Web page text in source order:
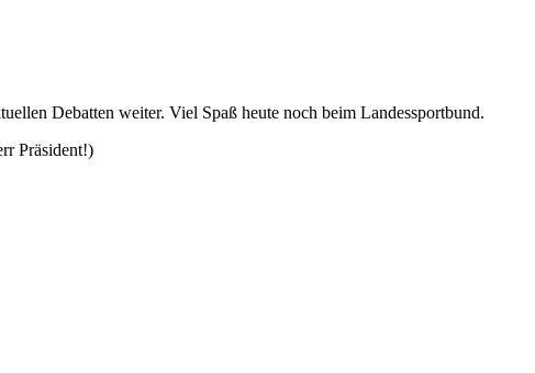
Debatten weiter. Viel Spaß heute noch beim Landessportbund.
Präsident!)